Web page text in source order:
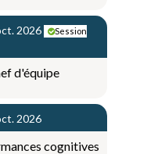
2026
Session
d'équipe
2026
cognitives